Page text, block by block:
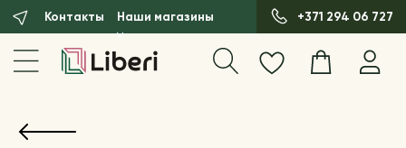
Контакты Наши магазины +371 294 06 727